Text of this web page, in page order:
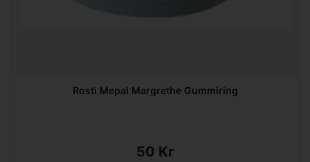
Rosti Mepal Margrethe Gummiring
50 Kr